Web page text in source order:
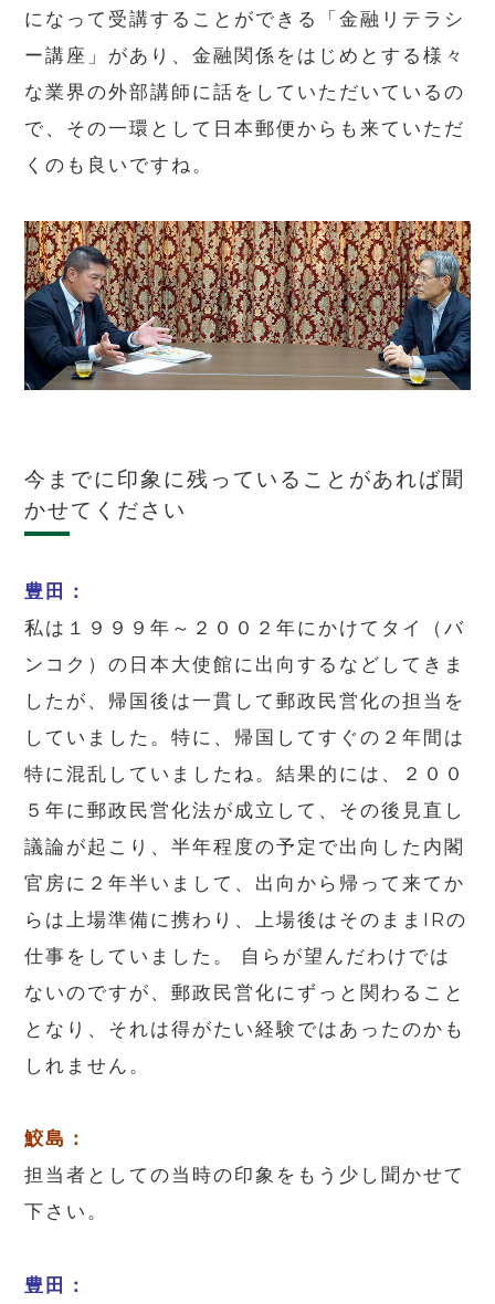
になって受講することができる「金融リテラシ
ー講座」があり、金融関係をはじめとする様々
な業界の外部講師に話をしていただいているの
で、その一環として日本郵便からも来ていただ
くのも良いですね。
今までに印象に残っていることがあれば聞
かせてください
豊田：
私は１９９９年～２００２年にかけてタイ（バ
ンコク）の日本大使館に出向するなどしてきま
したが、帰国後は一貫して郵政民営化の担当を
していました。特に、帰国してすぐの２年間は
特に混乱していましたね。結果的には、２００
５年に郵政民営化法が成立して、その後見直し
議論が起こり、半年程度の予定で出向した内閣
官房に２年半いまして、出向から帰って来てか
らは上場準備に携わり、上場後はそのままIRの
仕事をしていました。 自らが望んだわけでは
ないのですが、郵政民営化にずっと関わること
となり、それは得がたい経験ではあったのかも
しれません。
鮫島：
担当者としての当時の印象をもう少し聞かせて
下さい。
豊田：